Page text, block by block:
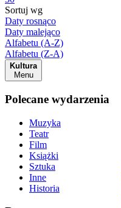
Sortuj wg
Daty rosnąco
Daty malejąco
Alfabetu (A-Z)
Alfabetu (Z-A)
Kultura
Menu
Polecane wydarzenia
Muzyka
Teatr
Film
Książki
Sztuka
Inne
Historia